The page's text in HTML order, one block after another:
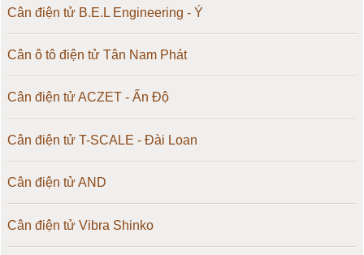
Cân điện tử B.E.L Engineering - Ý
Cân ô tô điện tử Tân Nam Phát
Cân điện tử ACZET - Ấn Độ
Cân điện tử T-SCALE - Đài Loan
Cân điện tử AND
Cân điện tử Vibra Shinko